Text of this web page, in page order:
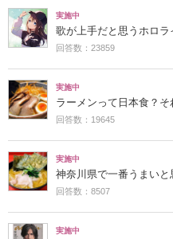
実施中
歌が上手だと思うホロラ
回答数：23859
実施中
ラーメンって日本食？そ
回答数：19645
実施中
神奈川県で一番うまい
回答数：8507
実施中